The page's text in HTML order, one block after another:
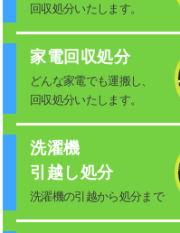
回収処分いたします。
家電回収処分
どんな家電でも運搬し、
回収処分いたします。
洗濯機
引越し処分
洗濯機の引越から処分まで